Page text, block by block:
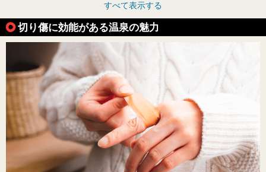
すべて表示する
切り傷に効能がある温泉の魅力